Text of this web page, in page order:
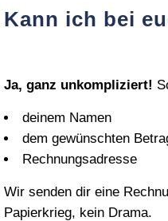
Kann ich bei
Ja, ganz unkompliziert!
deinem Namen
dem gewünschten
Rechnungsadresse
Wir senden dir eine
Papierkrieg, kein Drama.